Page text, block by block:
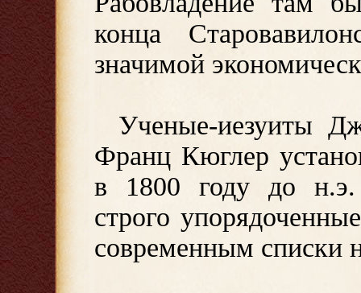
конца
значимой
Ученые-иезуиты
Франц Кюглер
в 1800 году до н.э.
строго
современным списки